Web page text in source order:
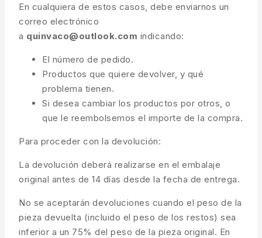
En cualquiera de estos casos, debe enviarnos un
correo electrónico
a quinvaco@outlook.com indicando:
El número de pedido.
Productos que quiere devolver, y qué
problema tienen.
Si desea cambiar los productos por otros, o
que le reembolsemos el importe de la compra.
Para proceder con la devolución:
La devolución deberá realizarse en el embalaje
original antes de 14 días desde la fecha de entrega.
No se aceptarán devoluciones cuando el peso de la
pieza devuelta (incluido el peso de los restos) sea
inferior a un 75% del peso de la pieza original. En